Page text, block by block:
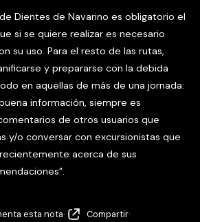
Dientes de Navarino es obligatorio el
si se quiere realizar es necesario
su uso. Para el resto de las rutas,
y prepararse con la debida
en aquellas de más de una jornada:
información, siempre es
de otros usuarios que
y/o conversar con excursionistas que
acerca de sus
esta nota· Compartir·